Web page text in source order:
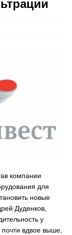
компании
для
новые
Дуденков,
у
почти вдвое выше,